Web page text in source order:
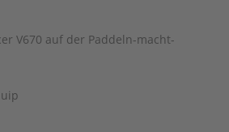
V670 auf der Paddeln-macht-